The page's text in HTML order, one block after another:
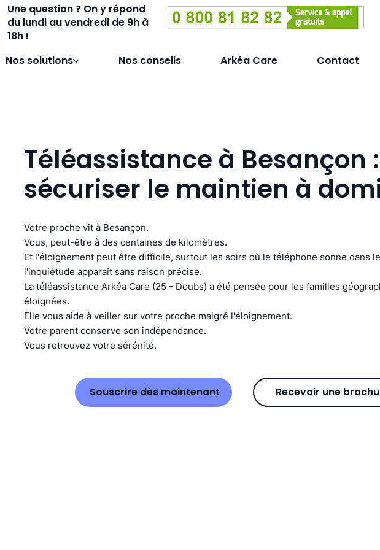
Une question ? On y répond
du lundi au vendredi de 9h à
18h !
Nos solutions Nos conseils Arkéa Care Contact
Téléassistance à Besançon :
sécuriser le maintien à
Votre proche vit à Besançon.
Vous, peut-être à des centaines de kilomètres.
Et l'éloignement peut être difficile, surtout les soirs où le téléphone sonne dans
l'inquiétude apparaît sans raison précise.
La téléassistance Arkéa Care (25 - Doubs) a été pensée pour les familles
éloignées.
Elle vous aide à veiller sur votre proche malgré l'éloignement.
Votre parent conserve son indépendance.
Vous retrouvez votre sérénité.
Souscrire dès maintenant Recevoir une